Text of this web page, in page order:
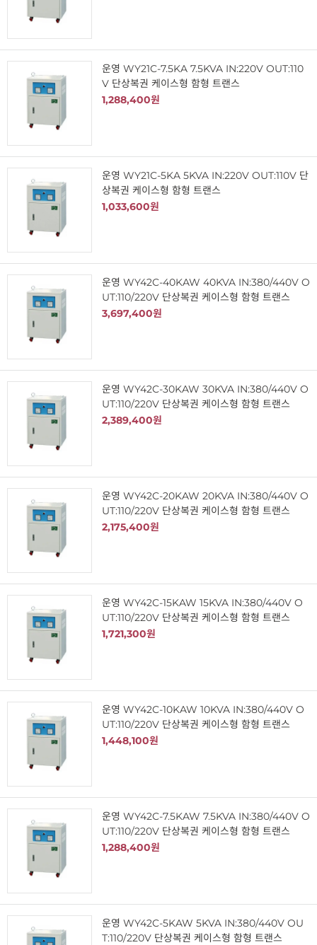
운영 WY21C-7.5KA 7.5KVA IN:220V OUT:110
V 단상복권 케이스형 함형 트랜스
1,288,400원
운영 WY21C-5KA 5KVA IN:220V OUT:110V 단
상복권 케이스형 함형 트랜스
1,033,600원
운영 WY42C-40KAW 40KVA IN:380/440V O
UT:110/220V 단상복권 케이스형 함형 트랜스
3,697,400원
운영 WY42C-30KAW 30KVA IN:380/440V O
UT:110/220V 단상복권 케이스형 함형 트랜스
2,389,400원
운영 WY42C-20KAW 20KVA IN:380/440V O
UT:110/220V 단상복권 케이스형 함형 트랜스
2,175,400원
운영 WY42C-15KAW 15KVA IN:380/440V O
UT:110/220V 단상복권 케이스형 함형 트랜스
1,721,300원
운영 WY42C-10KAW 10KVA IN:380/440V O
UT:110/220V 단상복권 케이스형 함형 트랜스
1,448,100원
운영 WY42C-7.5KAW 7.5KVA IN:380/440V O
UT:110/220V 단상복권 케이스형 함형 트랜스
1,288,400원
운영 WY42C-5KAW 5KVA IN:380/440V OU
T:110/220V 단상복권 케이스형 함형 트랜스